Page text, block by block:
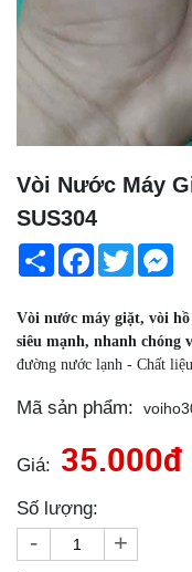
Vòi Nước Máy
SUS304
Share Facebook
Twitter
Vòi nước máy giặt, vòi
siêu mạnh, nhanh chóng
đường nước lạnh - Chất
Mã sản phẩm:
Giá: 35.000đ
Số lượng:
- +